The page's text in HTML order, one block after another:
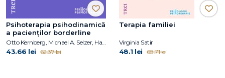
Psihoterapia psihodinamică
a pacienților borderline
43.66 lei 62.37 lei
Terapia familiei
Virginia Satir
48.1 lei 68.71 lei